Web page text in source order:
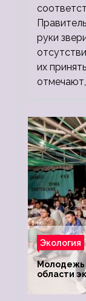
руки
их
отмечают,
Экология
Молодежь
области